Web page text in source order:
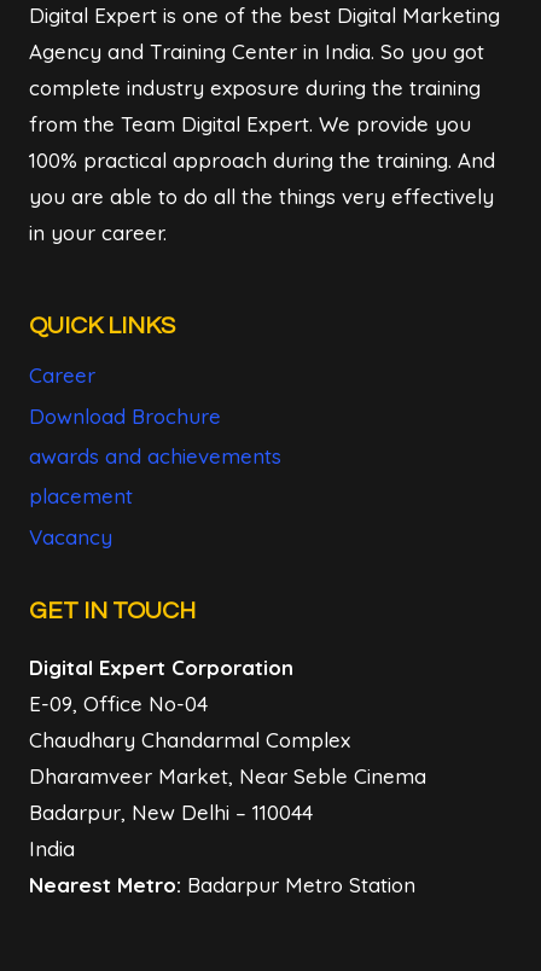
Digital Expert is one of the best Digital Marketing
Agency and Training Center in India. So you got
complete industry exposure during the training
from the Team Digital Expert. We provide you
100% practical approach during the training. And
you are able to do all the things very effectively
in your career.
QUICK LINKS
Career
Download Brochure
awards and achievements
placement
Vacancy
GET IN TOUCH
Digital Expert Corporation
E-09, Office No-04
Chaudhary Chandarmal Complex
Dharamveer Market, Near Seble Cinema
Badarpur, New Delhi – 110044
India
Nearest Metro: Badarpur Metro Station